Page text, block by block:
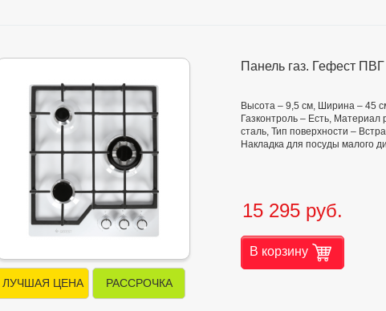
ЛУЧШАЯ ЦЕНА РАССРОЧКА
Панель газ. Гефест
Высота – 9,5 см, Ширина – 45
Газконтроль – Есть,
сталь, Тип поверхности –
Накладка для посуды малого
15 295 руб.
В корзину